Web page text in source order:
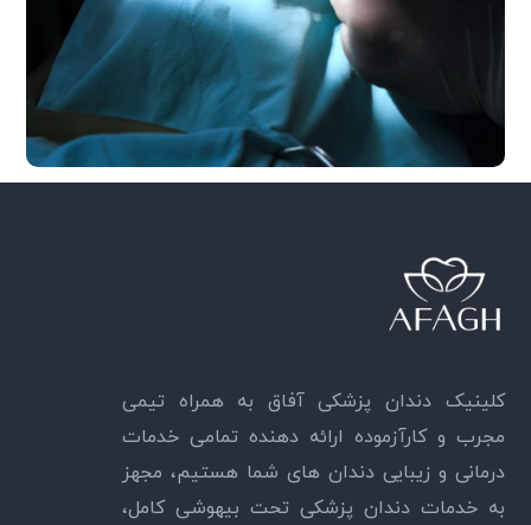
کلینیک دندان پزشکی آفاق به همراه تیمی
مجرب و کارآزموده ارائه دهنده تمامی خدمات
درمانی و زیبایی دندان های شما هستیم، مجهز
به خدمات دندان پزشکی تحت بیهوشی کامل،